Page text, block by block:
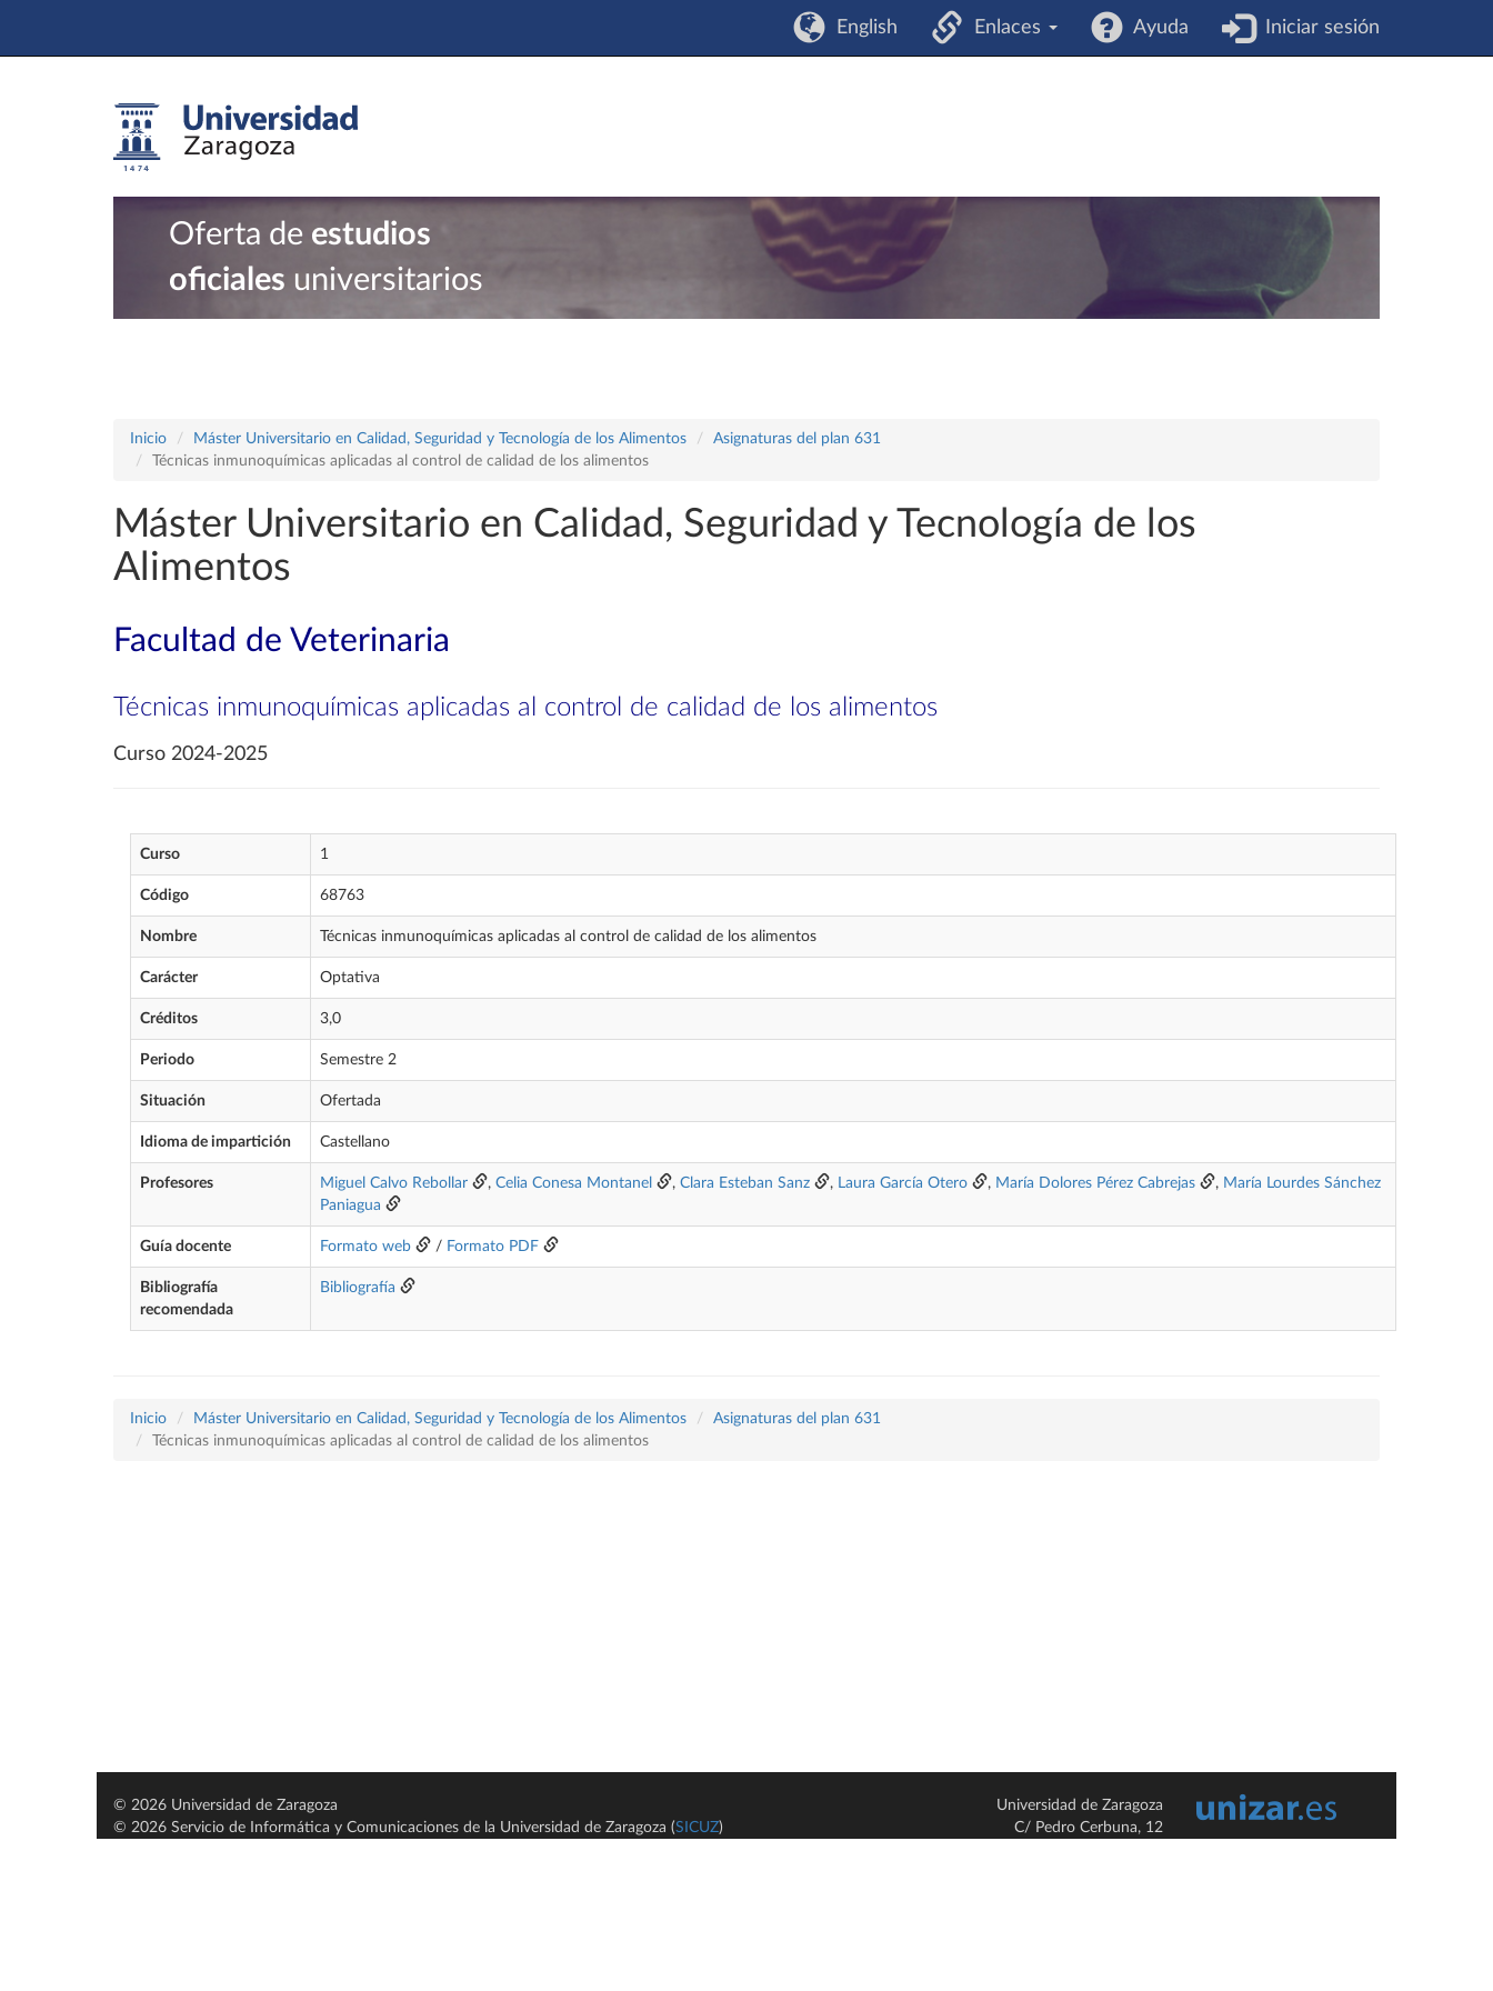
English Enlaces Ayuda Iniciar sesión
Oferta de estudios
oficiales universitarios
Inicio Máster Universitario en Calidad, Seguridad y Tecnología de los Alimentos
Asignaturas del plan 631
Técnicas inmunoquímicas aplicadas al control de calidad de los alimentos
Máster Universitario en Calidad, Seguridad y Tecnología de los
Alimentos
Facultad de Veterinaria
Técnicas inmunoquímicas aplicadas al control de calidad de los alimentos
Curso 2024-2025
Curso 1
Código 68763
Nombre Técnicas inmunoquímicas aplicadas al control de calidad de los alimentos
Carácter Optativa
Créditos 3,0
Periodo Semestre 2
Situación Ofertada
Idioma de impartición Castellano
Profesores Miguel Calvo Rebollar , Celia Conesa Montanel , Clara Esteban Sanz , Laura García Otero , María Dolores Pérez Cabrejas , María Lourdes Sánchez
Paniagua
Guía docente Formato web / Formato PDF
Bibliografía
recomendada
Bibliografía
Inicio Máster Universitario en Calidad, Seguridad y Tecnología de los Alimentos
Asignaturas del plan 631
Técnicas inmunoquímicas aplicadas al control de calidad de los alimentos
© 2026 Universidad de Zaragoza
© 2026 Servicio de Informática y Comunicaciones de la Universidad de Zaragoza (SICUZ)
Universidad de Zaragoza
C/ Pedro Cerbuna, 12